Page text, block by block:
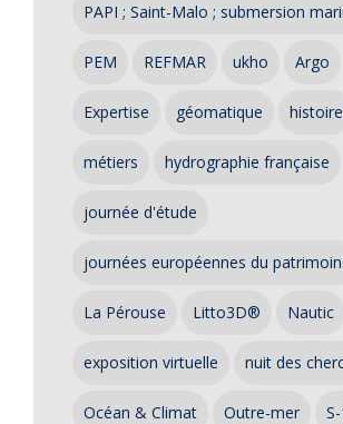
PAPI ; Saint-Malo ; submersion
PEM REFMAR ukho Argo
Expertise géomatique histoire
métiers hydrographie française
journée d'étude
journées européennes du
La Pérouse Litto3D® Nautic
exposition virtuelle nuit des
Océan & Climat Outre-mer